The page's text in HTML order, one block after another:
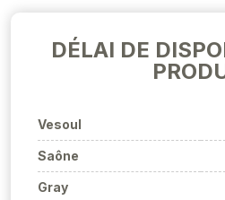
DÉLAI DE
Vesoul
Saône
Gray